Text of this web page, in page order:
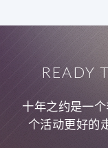
READY
十年之约是一
个活动更好的